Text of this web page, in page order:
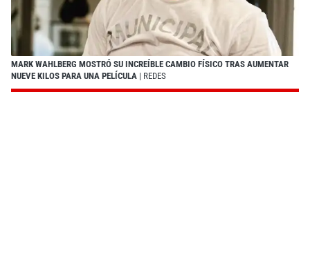
MARK WAHLBERG MOSTRÓ SU INCREÍBLE CAMBIO FÍSICO TRAS AUMENTAR
NUEVE KILOS PARA UNA PELÍCULA | REDES